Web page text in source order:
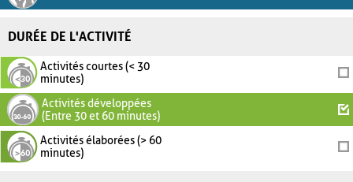
DURÉE DE L'ACTIVITÉ
Activités courtes (< 30
minutes)
Activités développées
(Entre 30 et 60 minutes)
Activités élaborées (> 60
minutes)